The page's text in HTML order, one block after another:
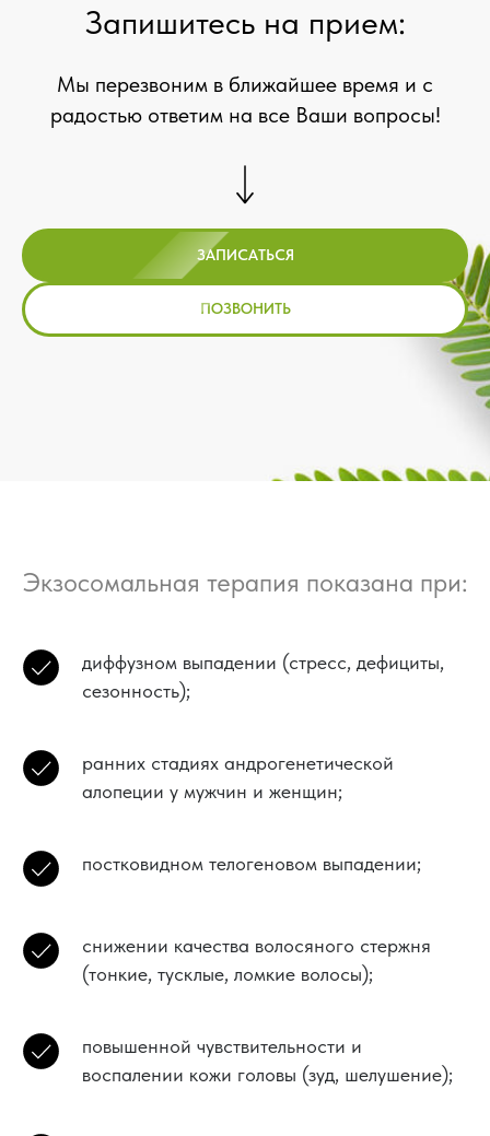
Запишитесь на прием:
Мы перезвоним в ближайшее время и с
радостью ответим на все Ваши вопросы!
ЗАПИСАТЬСЯ
ПОЗВОНИТЬ
Экзосомальная терапия показана при:
диффузном выпадении (стресс, дефициты,
сезонность);
ранних стадиях андрогенетической
алопеции у мужчин и женщин;
постковидном телогеновом выпадении;
снижении качества волосяного стержня
(тонкие, тусклые, ломкие волосы);
повышенной чувствительности и
воспалении кожи головы (зуд, шелушение);